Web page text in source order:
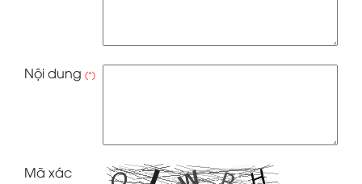
Nội dung (*)
Mã xác